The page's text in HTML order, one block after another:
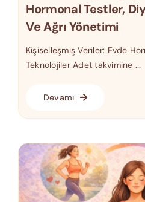
Hormonal Testler,
Ve Ağrı Yönetimi
Kişiselleşmiş Veriler: Evde
Teknolojiler Adet takvimine ...
Devamı